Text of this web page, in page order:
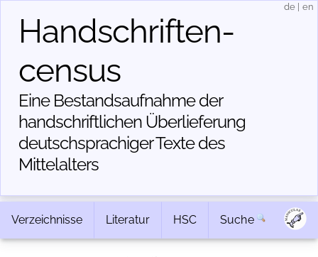
Handschriften­
census
Eine Bestandsaufnahme der
handschriftlichen Über­lieferung
deutschsprachiger Texte des
Mittelalters
de en
Verzeichnisse Literatur HSC Suche